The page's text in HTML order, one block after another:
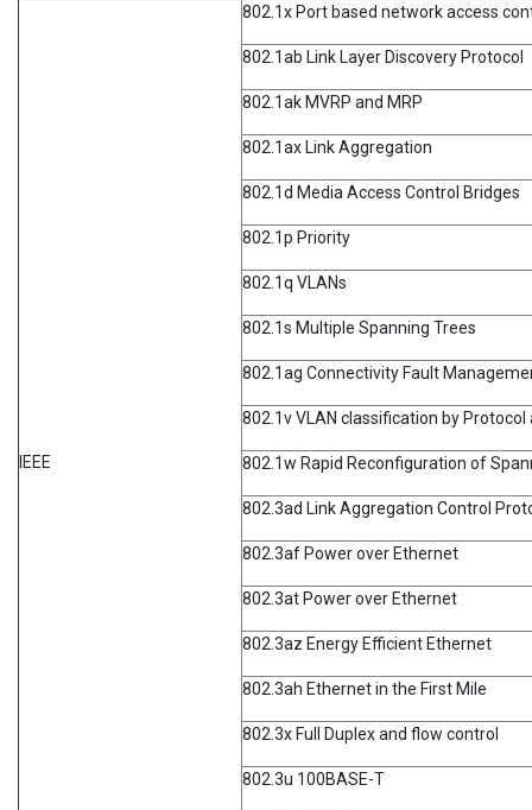
IEEE
802.1x Port based network access
802.1ab Link Layer Discovery Protocol
802.1ak MVRP and MRP
802.1ax Link Aggregation
802.1d Media Access Control Bridges
802.1p Priority
802.1q VLANs
802.1s Multiple Spanning Trees
802.1ag Connectivity Fault
802.1v VLAN classification by Protocol
802.1w Rapid Reconfiguration of
802.3ad Link Aggregation Control
802.3af Power over Ethernet
802.3at Power over Ethernet
802.3az Energy Efficient Ethernet
802.3ah Ethernet in the First Mile
802.3x Full Duplex and flow control
802.3u 100BASE-T